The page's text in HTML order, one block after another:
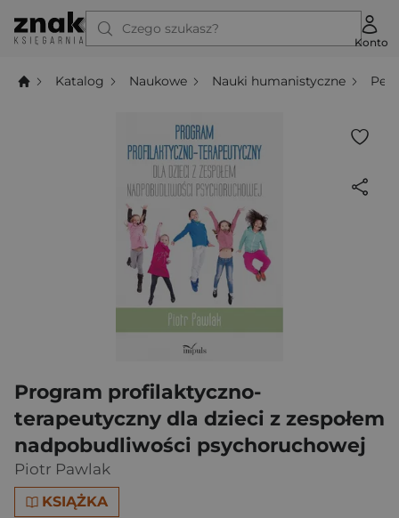
Czego szukasz?
Konto
Katalog Naukowe Nauki humanistyczne
Program profilaktyczno-
terapeutyczny dla dzieci z zespołem
nadpobudliwości psychoruchowej
Piotr Pawlak
KSIĄŻKA